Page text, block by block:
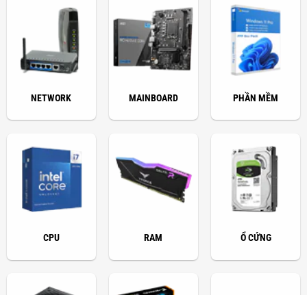
NETWORK MAINBOARD PHẦN MỀM
CPU RAM Ổ CỨNG